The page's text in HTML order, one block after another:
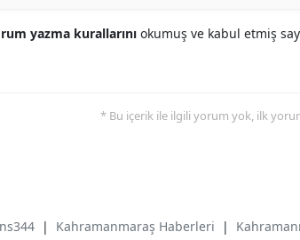
yazma kurallarını okumuş ve kabul etmiş
* Bu içerik ile ilgili yorum yok, ilk
| Kahramanmaraş Haberleri |